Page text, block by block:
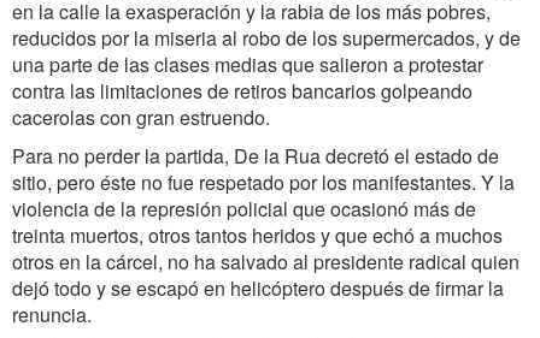
en la calle la exasperación y la rabia de los más pobres,
reducidos por la miseria al robo de los supermercados, y de
una parte de las clases medias que salieron a protestar
contra las limitaciones de retiros bancarios golpeando
cacerolas con gran estruendo.
Para no perder la partida, De la Rua decretó el estado de
sitio, pero éste no fue respetado por los manifestantes. Y la
violencia de la represión policial que ocasionó más de
treinta muertos, otros tantos heridos y que echó a muchos
otros en la cárcel, no ha salvado al presidente radical quien
dejó todo y se escapó en helicóptero después de firmar la
renuncia.